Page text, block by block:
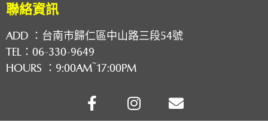
聯絡資訊
ADD ： 台南市歸仁區中山路三段54號
TEL： 06-330-9649
HOURS ：9:00AM~17:00PM